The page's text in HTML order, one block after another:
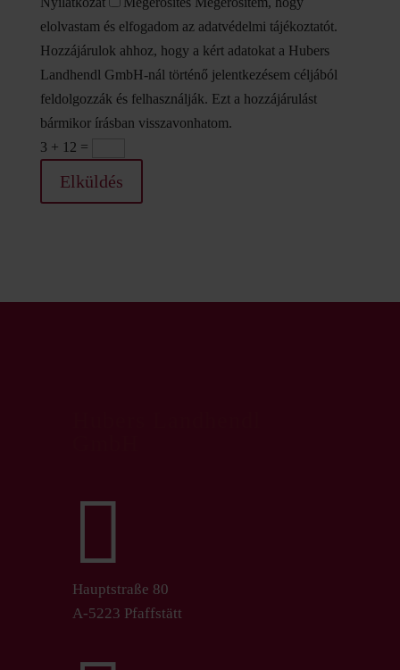
elolvastam és elfogadom az adatvédelmi tájékoztatót.
Hozzájárulok ahhoz, hogy a kért adatokat a Hubers
Landhendl GmbH-nál történő jelentkezésem céljából
feldolgozzák és felhasználják. Ezt a hozzájárulást
bármikor írásban visszavonhatom.
3 + 12 =
Elküldés

Hauptstraße 80
A-5223 Pfaffstätt